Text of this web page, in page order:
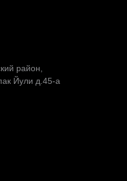
район,
Йули д.45-а